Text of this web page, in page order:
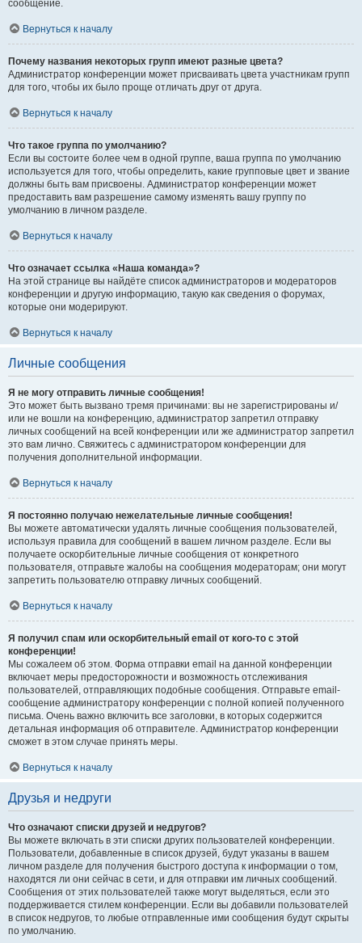
сообщение.
Вернуться к началу
Почему названия некоторых групп имеют разные цвета?
Администратор конференции может присваивать цвета участникам групп
для того, чтобы их было проще отличать друг от друга.
Вернуться к началу
Что такое группа по умолчанию?
Если вы состоите более чем в одной группе, ваша группа по умолчанию
используется для того, чтобы определить, какие групповые цвет и звание
должны быть вам присвоены. Администратор конференции может
предоставить вам разрешение самому изменять вашу группу по
умолчанию в личном разделе.
Вернуться к началу
Что означает ссылка «Наша команда»?
На этой странице вы найдёте список администраторов и модераторов
конференции и другую информацию, такую как сведения о форумах,
которые они модерируют.
Вернуться к началу
Личные сообщения
Я не могу отправить личные сообщения!
Это может быть вызвано тремя причинами: вы не зарегистрированы и/
или не вошли на конференцию, администратор запретил отправку
личных сообщений на всей конференции или же администратор запретил
это вам лично. Свяжитесь с администратором конференции для
получения дополнительной информации.
Вернуться к началу
Я постоянно получаю нежелательные личные сообщения!
Вы можете автоматически удалять личные сообщения пользователей,
используя правила для сообщений в вашем личном разделе. Если вы
получаете оскорбительные личные сообщения от конкретного
пользователя, отправьте жалобы на сообщения модераторам; они могут
запретить пользователю отправку личных сообщений.
Вернуться к началу
Я получил спам или оскорбительный email от кого-то с этой
конференции!
Мы сожалеем об этом. Форма отправки email на данной конференции
включает меры предосторожности и возможность отслеживания
пользователей, отправляющих подобные сообщения. Отправьте email-
сообщение администратору конференции с полной копией полученного
письма. Очень важно включить все заголовки, в которых содержится
детальная информация об отправителе. Администратор конференции
сможет в этом случае принять меры.
Вернуться к началу
Друзья и недруги
Что означают списки друзей и недругов?
Вы можете включать в эти списки других пользователей конференции.
Пользователи, добавленные в список друзей, будут указаны в вашем
личном разделе для получения быстрого доступа к информации о том,
находятся ли они сейчас в сети, и для отправки им личных сообщений.
Сообщения от этих пользователей также могут выделяться, если это
поддерживается стилем конференции. Если вы добавили пользователей
в список недругов, то любые отправленные ими сообщения будут скрыты
по умолчанию.